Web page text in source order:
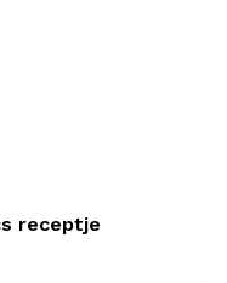
receptje